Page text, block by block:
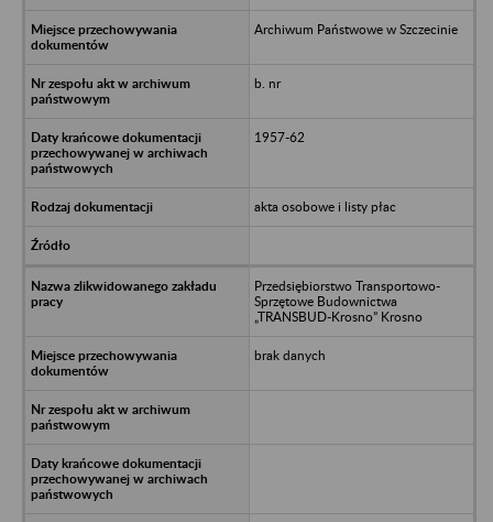
Archiwum Państwowe w Szczecinie
b. nr
1957-62
akta osobowe i listy płac
Przedsiębiorstwo Transportowo-
Sprzętowe Budownictwa
„TRANSBUD-Krosno” Krosno
brak danych